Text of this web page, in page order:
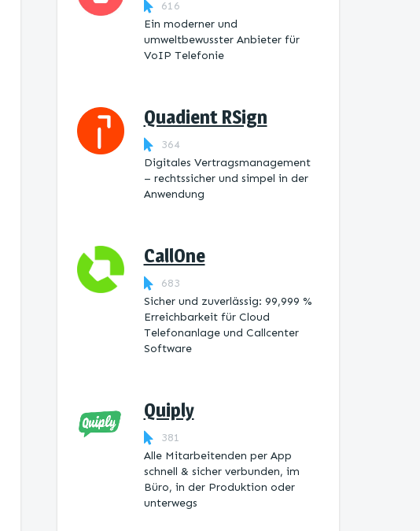
616
Ein moderner und
umweltbewusster Anbieter für
VoIP Telefonie
Quadient RSign
364
Digitales Vertragsmanagement
– rechtssicher und simpel in der
Anwendung
CallOne
683
Sicher und zuverlässig: 99,999 %
Erreichbarkeit für Cloud
Telefonanlage und Callcenter
Software
Quiply
381
Alle Mitarbeitenden per App
schnell & sicher verbunden, im
Büro, in der Produktion oder
unterwegs